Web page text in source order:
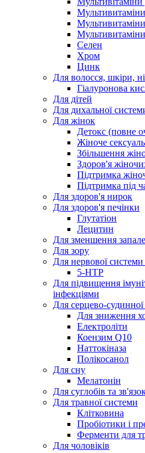
Мультивитаміни
Селен
Хром
Цинк
Для волосся, шкіри,
Гіалуронова
Для дітей
Для дихальної
Для жінок
Детокс (повне
Жіноче
Збільшення
Здоров'я
Підтримка
Підтримка під
Для здоров'я нирок
Для здоров'я печінки
Глутатіон
Лецитин
Для зменшення
Для зору
Для нервової
5-HTP
Для підвищення
інфекціями
Для серцево-
Для зниження
Електроліти
Коензим Q10
Наттокіназа
Полікосанол
Для сну
Мелатонін
Для суглобів та
Для травної системи
Клітковина
Пробіотики і
Ферменти для
Для чоловіків